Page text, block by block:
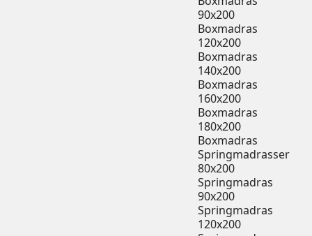
90x200
Boxmadras
120x200
Boxmadras
140x200
Boxmadras
160x200
Boxmadras
180x200
Boxmadras
Springmadrasser
80x200
Springmadras
90x200
Springmadras
120x200